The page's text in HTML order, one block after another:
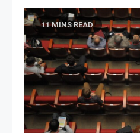
11 MINS READ